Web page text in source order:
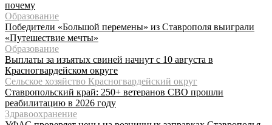
почему
Образование
Победители «Большой перемены» из Ставрополя выиграли
«Путешествие мечты»
Образование
Выплаты за изъятых свиней начнут с 10 августа в
Красногвардейском округе
Сельское хозяйство Красногвардейский округ
Ставропольский край: 250+ ветеранов СВО прошли
реабилитацию в 2026 году
Здравоохранение